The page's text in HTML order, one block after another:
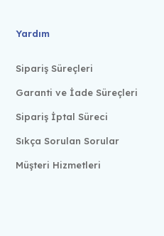
Yardım
Sipariş Süreçleri
Garanti ve İade Süreçleri
Sipariş İptal Süreci
Sıkça Sorulan Sorular
Müşteri Hizmetleri